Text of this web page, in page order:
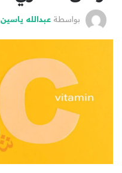
بواسطة عبدالله ياسين